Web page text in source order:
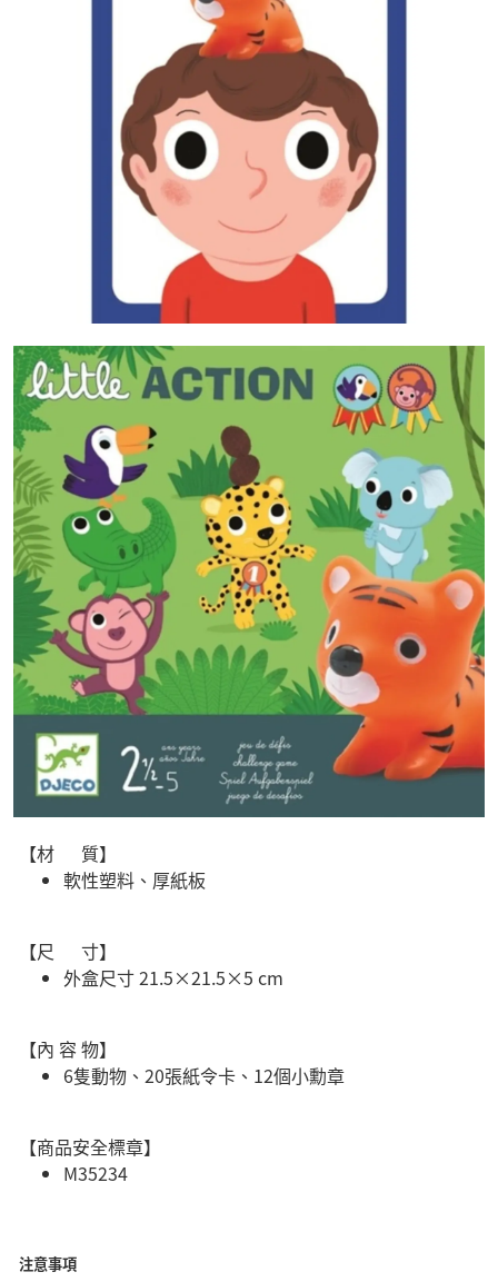
【材 質】
軟性塑料、厚紙板
【尺 寸】
外盒尺寸 21.5×21.5×5 cm
【內 容 物】
6隻動物、20張紙令卡、12個小勳章
【商品安全標章】
M35234
注意事項